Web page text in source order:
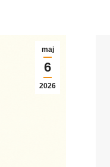
iPhone 7 Plus
iPhone 7
maj
6
2026